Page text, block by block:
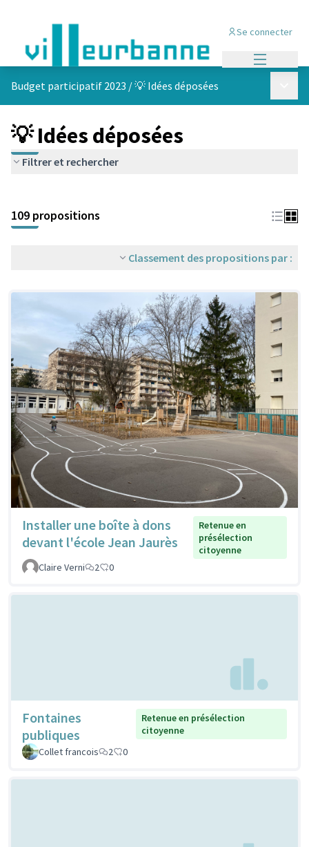
Se connecter
Budget participatif 2023 /💡 Idées déposées
💡 Idées déposées
Filtrer et rechercher
+
−
109 propositions
Classement des propositions par :
Installer une boîte à dons
devant l'école Jean Jaurès
Retenue en
présélection
citoyenne
Claire Verni
2 0
Fontaines
publiques
Retenue en présélection
citoyenne
Collet francois
2 0